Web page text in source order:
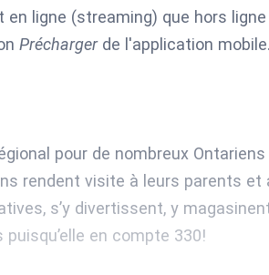
ligne (streaming) que hors
Préchargerde l'application mobile.
pour de nombreux
rendent visite à leurs parents et
s’y divertissent, y
en compte 330!